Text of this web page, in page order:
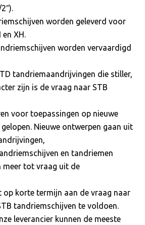
worden geleverd voor
XH.
worden vervaardigd
tandriemaandrijvingen die stiller,
zijn is de vraag naar STB
voor toepassingen op nieuwe
Nieuwe ontwerpen gaan uit
en tandriemen
meer tot vraag uit de
op korte termijn aan de vraag naar
tandriemschijven te voldoen.
leverancier kunnen de meeste